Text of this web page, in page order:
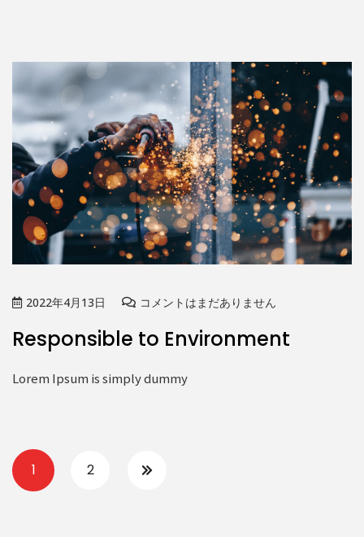
2022年4月13日 コメントはまだありません
Responsible to Environment
Lorem Ipsum is simply dummy
1 2